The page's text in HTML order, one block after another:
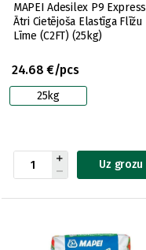
MAPEI Adesilex P9 Express
Ātri Cietējoša Elastīga Flīžu
Līme (C2FT) (25kg)
24.68 €/pcs
25kg
Uz grozu